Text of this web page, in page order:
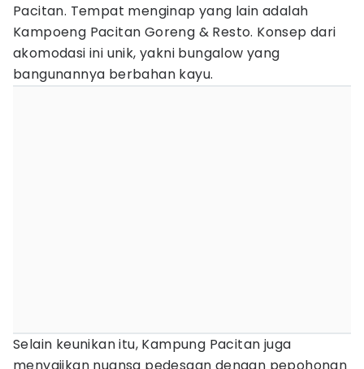
Pacitan. Tempat menginap yang lain adalah
Kampoeng Pacitan Goreng & Resto. Konsep dari
akomodasi ini unik, yakni bungalow yang
bangunannya berbahan kayu.
Selain keunikan itu, Kampung Pacitan juga